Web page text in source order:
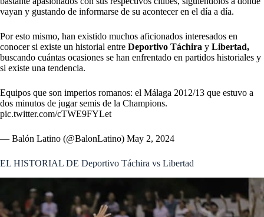
vayan y gustando de informarse de su acontecer en el día a día.
Por esto mismo, han existido muchos aficionados interesados en
conocer si existe un historial entre Deportivo Táchira y Libertad,
buscando cuántas ocasiones se han enfrentado en partidos historiales y
si existe una tendencia.
Equipos que son imperios romanos: el Málaga 2012/13 que estuvo a
dos minutos de jugar semis de la Champions.
pic.twitter.com/cTWE9FYLet
— Balón Latino (@BalonLatino) May 2, 2024
EL HISTORIAL DE Deportivo Táchira vs Libertad